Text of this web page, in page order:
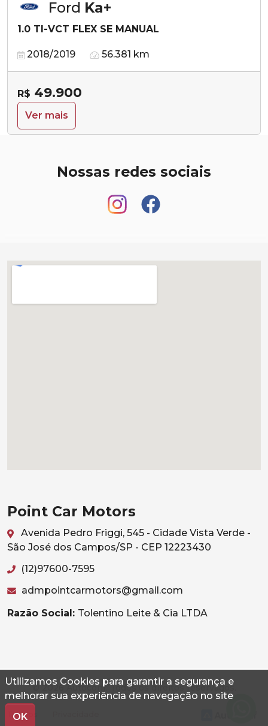
Utilizamos Cookies para garantir a segurança e
melhorar sua experiência de navegação no site
OK
Ford Ka+
1.0 TI-VCT FLEX SE MANUAL
2018/2019 56.381 km
R$ 49.900
Ver mais
Nossas redes sociais
Point Car Motors
Avenida Pedro Friggi, 545 - Cidade Vista Verde -
São José dos Campos/SP - CEP 12223430
(12)97600-7595
admpointcarmotors@gmail.com
Razão Social: Tolentino Leite & Cia LTDA
© 2026 Autoconf. Todos os direitos reservados.
Termos